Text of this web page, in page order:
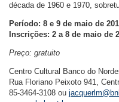
década de 1960 e 1970,
Período: 8 e 9 de maio de
Inscrições: 2 a 8 de maio de
Preço: gratuito
Centro Cultural Banco do
Rua Floriano Peixoto 941,
85-3464-3108 ou